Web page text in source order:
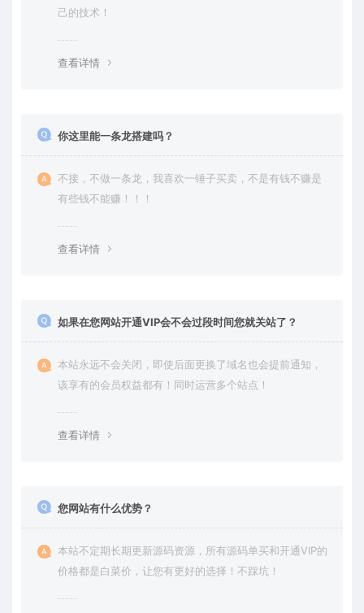
己的技术！
查看详情
你这里能一条龙搭建吗？
不接，不做一条龙，我喜欢一锤子买卖，不是有钱不赚是
有些钱不能赚！！！
查看详情
如果在您网站开通VIP会不会过段时间您就关站了？
本站永远不会关闭，即使后面更换了域名也会提前通知，
该享有的会员权益都有！同时运营多个站点！
查看详情
您网站有什么优势？
本站不定期长期更新源码资源，所有源码单买和开通VIP的
价格都是白菜价，让您有更好的选择！不踩坑！